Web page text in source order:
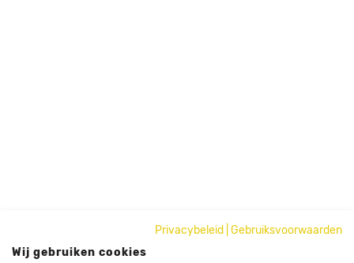
Privacybeleid
Gebruiksvoorwaarden
Wij gebruiken cookies